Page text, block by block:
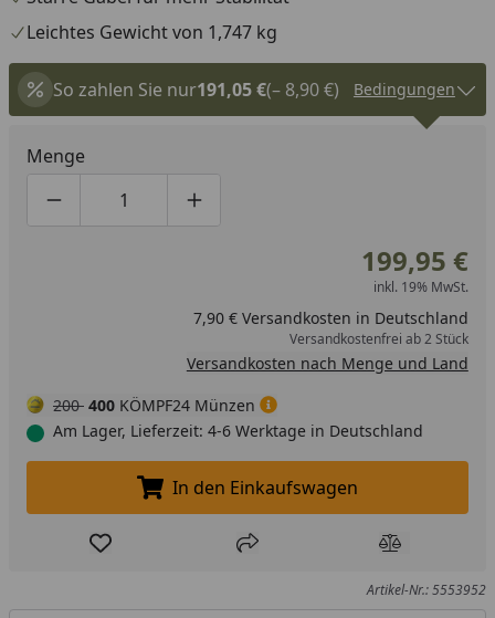
Leichtes Gewicht von 1,747 kg
So zahlen Sie nur191,05 €(– 8,90 €) Bedingungen
Menge
Produktmenge um eins verringern
Produktmenge manuell eingeben
Produktmenge um eins erhöhen
199,95 €
inkl. 19% MwSt.
7,90 € Versandkosten in Deutschland
Versandkostenfrei ab 2 Stück
Versandkosten nach Menge und Land
200 400 KÖMPF24 Münzen
Am Lager, Lieferzeit: 4-6 Werktage in Deutschland
In den Einkaufswagen legen
In den Einkaufswagen
Produkt zur Wunschliste hinzufügen
Teilen Produkt
Artikel-Nr.: 5553952